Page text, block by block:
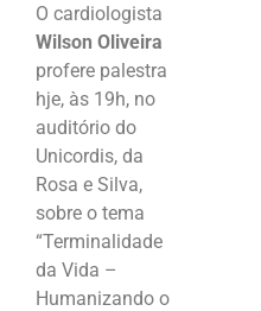
O cardiologista
Wilson Oliveira
profere palestra
hje, às 19h, no
auditório do
Unicordis, da
Rosa e Silva,
sobre o tema
“Terminalidade
da Vida –
Humanizando o